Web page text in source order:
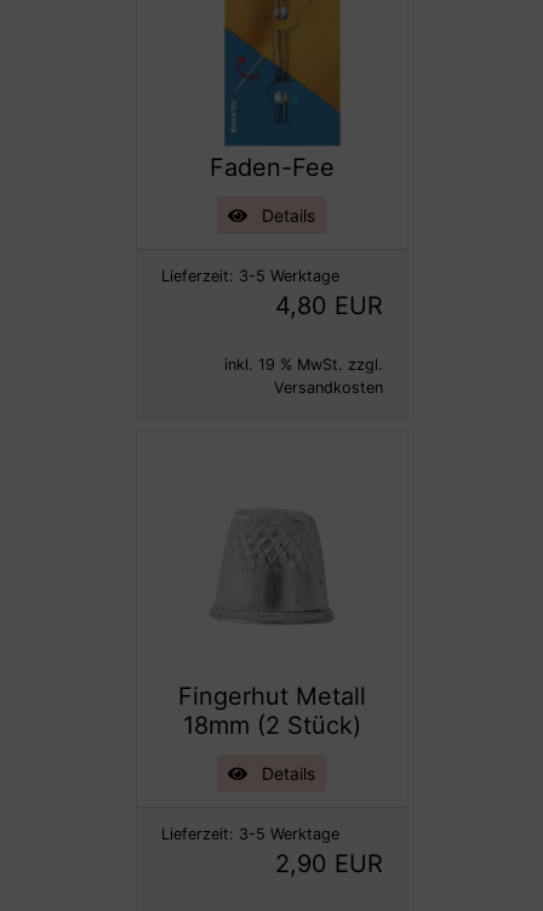
Faden-Fee
Details
Lieferzeit: 3-5 Werktage
4,80 EUR
inkl. 19 % MwSt. zzgl.
Versandkosten
Fingerhut Metall
18mm (2 Stück)
Details
Lieferzeit: 3-5 Werktage
2,90 EUR